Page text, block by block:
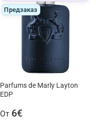
Предзаказ
Parfums de Marly Layton
EDP
От 6€